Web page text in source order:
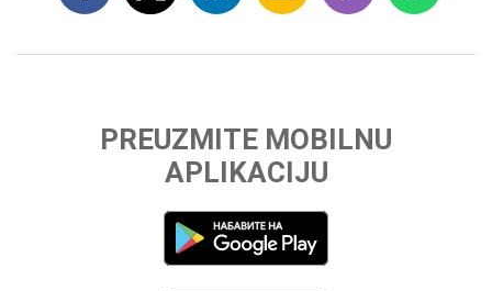
PREUZMITE MOBILNU
APLIKACIJU